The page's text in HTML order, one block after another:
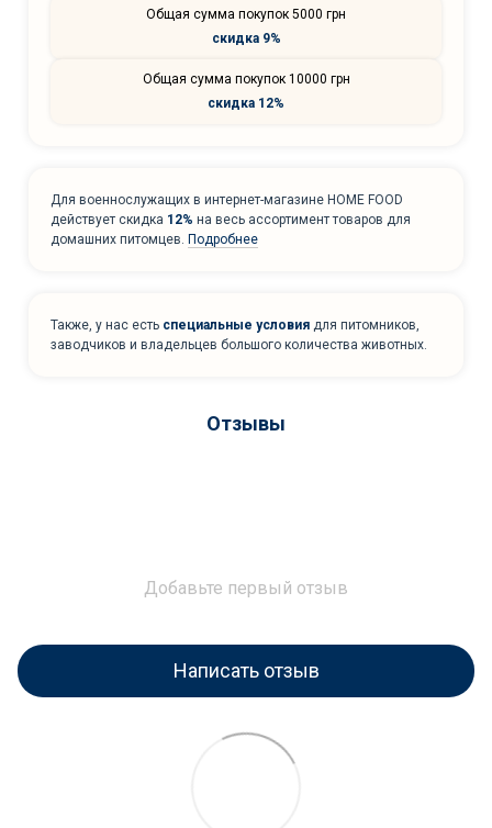
Общая сумма покупок 5000 грн
скидка 9%
Общая сумма покупок 10000 грн
скидка 12%
Для военнослужащих в интернет-магазине HOME FOOD
действует скидка 12% на весь ассортимент товаров для
домашних питомцев. Подробнее
Также, у нас есть специальные условия для питомников,
заводчиков и владельцев большого количества животных.
Отзывы
Добавьте первый отзыв
Написать отзыв